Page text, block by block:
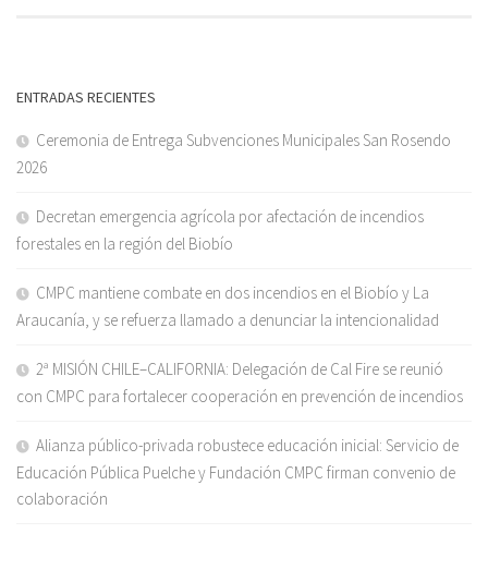
ENTRADAS RECIENTES
Ceremonia de Entrega Subvenciones Municipales San Rosendo
2026
Decretan emergencia agrícola por afectación de incendios
forestales en la región del Biobío
CMPC mantiene combate en dos incendios en el Biobío y La
Araucanía, y se refuerza llamado a denunciar la intencionalidad
2ª MISIÓN CHILE–CALIFORNIA: Delegación de Cal Fire se reunió
con CMPC para fortalecer cooperación en prevención de incendios
Alianza público-privada robustece educación inicial: Servicio de
Educación Pública Puelche y Fundación CMPC firman convenio de
colaboración